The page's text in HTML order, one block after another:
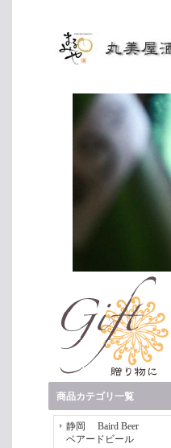
地酒・ワイン
商品カテゴリ一覧
静岡 Baird Beer
ベアードビール